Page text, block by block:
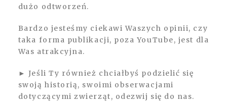
dużo odtworzeń.
Bardzo jesteśmy ciekawi Waszych opinii, czy
taka forma publikacji, poza YouTube, jest dla
Was atrakcyjna.
► Jeśli Ty również chciałbyś podzielić się
swoją historią, swoimi obserwacjami
dotyczącymi zwierząt, odezwij się do nas.